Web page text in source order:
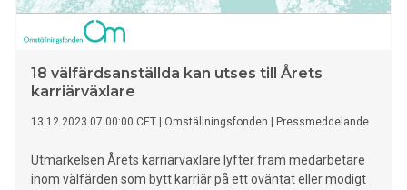
18 välfärdsanställda kan utses till Årets
karriärväxlare
13.12.2023 07:00:00 CET Omställningsfonden Pressmeddelande
Utmärkelsen Årets karriärväxlare lyfter fram medarbetare
inom välfärden som bytt karriär på ett oväntat eller modigt